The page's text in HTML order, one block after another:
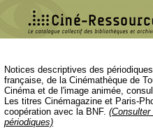
Notices descriptives des
française, de la Cinémathèque de
Cinéma et de l'image animée,
Les titres Cinémagazine et Paris-
coopération avec la BNF.
périodiques)